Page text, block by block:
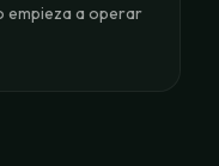
empieza a operar